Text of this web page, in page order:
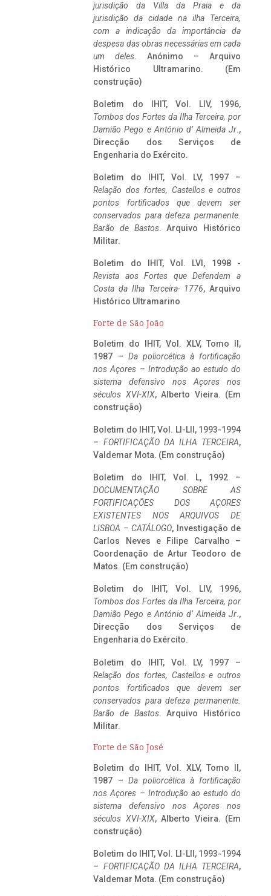
jurisdição da Villa da Praia e da
jurisdição da cidade na ilha Terceira,
com a indicação da importância da
despesa das obras necessárias em cada
um deles. Anónimo – Arquivo
Histórico Ultramarino. (Em
construção)
Boletim do IHIT, Vol. LIV, 1996,
Tombos dos Fortes da Ilha Terceira, por
Damião Pego e António d’ Almeida Jr.,
Direcção dos Serviços de
Engenharia do Exército.
Boletim do IHIT, Vol. LV, 1997 –
Relação dos fortes, Castellos e outros
pontos fortificados que devem ser
conservados para defeza permanente.
Barão de Bastos. Arquivo Histórico
Militar.
Boletim do IHIT, Vol. LVI, 1998 -
Revista aos Fortes que Defendem a
Costa da Ilha Terceira- 1776, Arquivo
Histórico Ultramarino
Forte de São João
Boletim do IHIT, Vol. XLV, Tomo II,
1987 – Da poliorcética à fortificação
nos Açores – Introdução ao estudo do
sistema defensivo nos Açores nos
séculos XVI-XIX, Alberto Vieira. (Em
construção)
Boletim do IHIT, Vol. LI-LII, 1993-1994
– FORTIFICAÇÃO DA ILHA TERCEIRA,
Valdemar Mota. (Em construção)
Boletim do IHIT, Vol. L, 1992 –
DOCUMENTAÇÃO SOBRE AS
FORTIFICAÇÕES DOS AÇORES
EXISTENTES NOS ARQUIVOS DE
LISBOA – CATÁLOGO, Investigação de
Carlos Neves e Filipe Carvalho –
Coordenação de Artur Teodoro de
Matos. (Em construção)
Boletim do IHIT, Vol. LIV, 1996,
Tombos dos Fortes da Ilha Terceira, por
Damião Pego e António d’ Almeida Jr.,
Direcção dos Serviços de
Engenharia do Exército.
Boletim do IHIT, Vol. LV, 1997 –
Relação dos fortes, Castellos e outros
pontos fortificados que devem ser
conservados para defeza permanente.
Barão de Bastos. Arquivo Histórico
Militar.
Forte de São José
Boletim do IHIT, Vol. XLV, Tomo II,
1987 – Da poliorcética à fortificação
nos Açores – Introdução ao estudo do
sistema defensivo nos Açores nos
séculos XVI-XIX, Alberto Vieira. (Em
construção)
Boletim do IHIT, Vol. LI-LII, 1993-1994
– FORTIFICAÇÃO DA ILHA TERCEIRA,
Valdemar Mota. (Em construção)